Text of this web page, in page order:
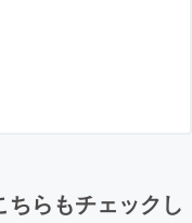
らもチェックし